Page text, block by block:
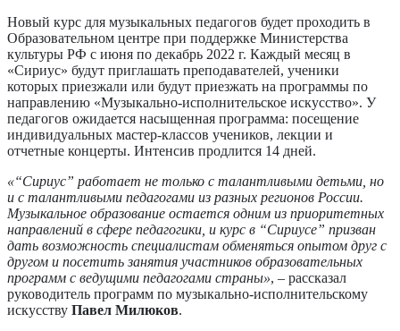
Новый курс для музыкальных педагогов будет проходить в
Образовательном центре при поддержке Министерства
культуры РФ с июня по декабрь 2022 г. Каждый месяц в
«Сириус» будут приглашать преподавателей, ученики
которых приезжали или будут приезжать на программы по
направлению «Музыкально-исполнительское искусство». У
педагогов ожидается насыщенная программа: посещение
индивидуальных мастер-классов учеников, лекции и
отчетные концерты. Интенсив продлится 14 дней.
«“Сириус” работает не только с талантливыми детьми, но
и c талантливыми педагогами из разных регионов России.
Музыкальное образование остается одним из приоритетных
направлений в сфере педагогики, и курс в “Сириусе” призван
дать возможность специалистам обменяться опытом друг с
другом и посетить занятия участников образовательных
программ с ведущими педагогами страны», – рассказал
руководитель программ по музыкально-исполнительскому
искусству Павел Милюков.